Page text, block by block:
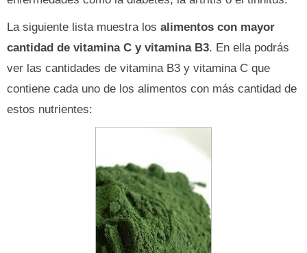
La siguiente lista muestra los alimentos con mayor
cantidad de vitamina C y vitamina B3. En ella podrás
ver las cantidades de vitamina B3 y vitamina C que
contiene cada uno de los alimentos con más cantidad de
estos nutrientes: